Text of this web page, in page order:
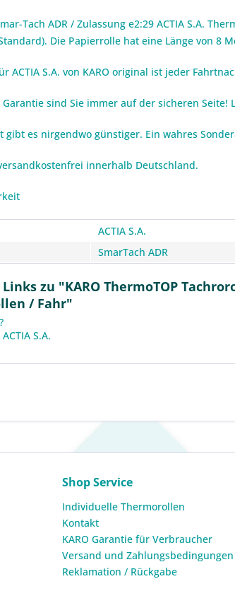
Tach ADR / Zulassung e2:29 ACTIA S.A.
Die Papierrolle hat eine Länge von 8
ACTIA S.A. von KARO original ist jeder
sind Sie immer auf der sicheren
gibt es nirgendwo günstiger. Ein wahres
innerhalb Deutschland.
ACTIA S.A.
SmarTach ADR
zu "KARO ThermoTOP
/ Fahr"
S.A.
Shop Service
Individuelle Thermorollen
Kontakt
KARO Garantie für Verbraucher
Versand und Zahlungsbedingungen
Reklamation / Rückgabe